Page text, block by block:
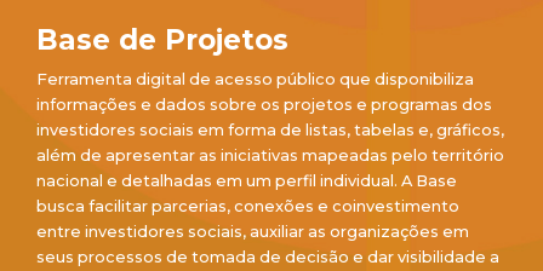
Base de Projetos
Ferramenta digital de acesso público que disponibiliza
informações e dados sobre os projetos e programas dos
investidores sociais em forma de listas, tabelas e, gráficos,
além de apresentar as iniciativas mapeadas pelo território
nacional e detalhadas em um perfil individual. A Base
busca facilitar parcerias, conexões e coinvestimento
entre investidores sociais, auxiliar as organizações em
seus processos de tomada de decisão e dar visibilidade a